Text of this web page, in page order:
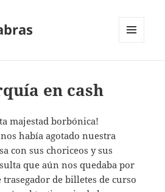
en cash
majestad borbónica!
había agotado nuestra
con sus choriceos y sus
que aún nos quedaba por
trasegador de billetes de curso